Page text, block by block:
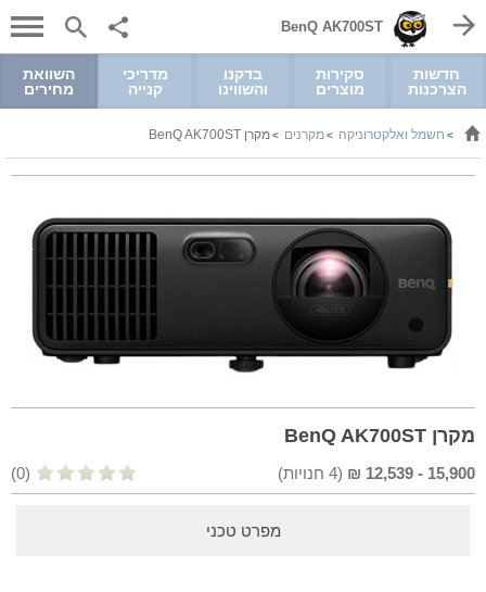
BenQ AK700ST
חדשות
הצרכנות
סקירות
מוצרים
בדקנו
והשווינו
מדריכי
קנייה
השוואת
מחירים
> חשמל ואלקטרוניקה >מקרנים >מקרן BenQ AK700ST
מקרן BenQ AK700ST
15,900
-
12,539
₪
(
4 חנויות) (0)
מפרט טכני